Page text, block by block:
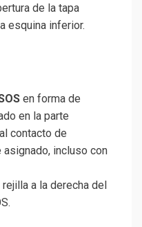
de la tapa
esquina inferior.
en forma de
en la parte
contacto de
incluso con
a la derecha del